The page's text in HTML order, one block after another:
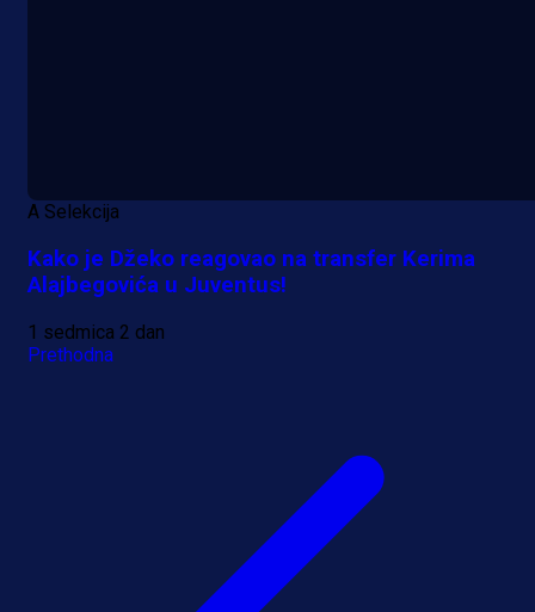
A Selekcija
Kako je Džeko reagovao na transfer Kerima
Alajbegovića u Juventus!
1 sedmica 2 dan
Prethodna